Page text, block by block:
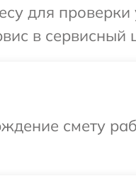
для
в сервисный
смету